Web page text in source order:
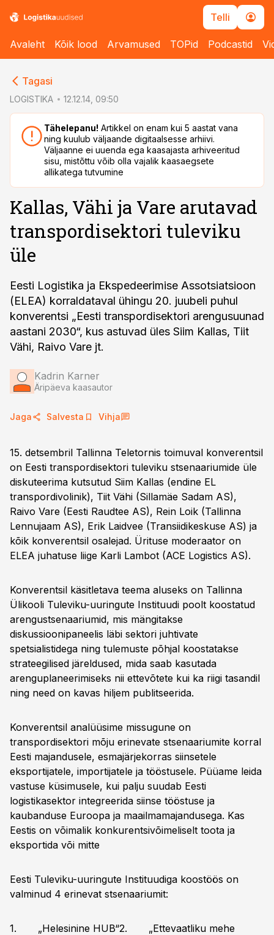
Telli
Avaleht Kõik lood Arvamused TOPid Podcastid
Tagasi
LOGISTIKA 12.12.14, 09:50
Tähelepanu! Artikkel on enam kui 5 aastat vana
ning kuulub väljaande digitaalsesse arhiivi.
Väljaanne ei uuenda ega kaasajasta arhiveeritud
sisu, mistõttu võib olla vajalik kaasaegsete
allikatega tutvumine
Kallas, Vähi ja Vare arutavad
transpordisektori tuleviku
üle
Eesti Logistika ja Ekspedeerimise Assotsiatsioon
(ELEA) korraldataval ühingu 20. juubeli puhul
konverentsi „Eesti transpordisektori arengusuunad
aastani 2030“, kus astuvad üles Siim Kallas, Tiit
Vähi, Raivo Vare jt.
Kadrin Karner
Äripäeva kaasautor
Jaga Salvesta Vihja
15. detsembril Tallinna Teletornis toimuval konverentsil
on Eesti transpordisektori tuleviku stsenaariumide üle
diskuteerima kutsutud Siim Kallas (endine EL
transpordivolinik), Tiit Vähi (Sillamäe Sadam AS),
Raivo Vare (Eesti Raudtee AS), Rein Loik (Tallinna
Lennujaam AS), Erik Laidvee (Transiidikeskuse AS) ja
kõik konverentsil osalejad. Ürituse moderaator on
ELEA juhatuse liige Karli Lambot (ACE Logistics AS).
Konverentsil käsitletava teema aluseks on Tallinna
Ülikooli Tuleviku-uuringute Instituudi poolt koostatud
arengustsenaariumid, mis mängitakse
diskussioonipaneelis läbi sektori juhtivate
spetsialistidega ning tulemuste põhjal koostatakse
strateegilised järeldused, mida saab kasutada
arenguplaneerimiseks nii ettevõtete kui ka riigi tasandil
ning need on kavas hiljem publitseerida.
Konverentsil analüüsime missugune on
transpordisektori mõju erinevate stsenaariumite korral
Eesti majandusele, esmajärjekorras siinsetele
eksportijatele, importijatele ja tööstusele. Püüame leida
vastuse küsimusele, kui palju suudab Eesti
logistikasektor integreerida siinse tööstuse ja
kaubanduse Euroopa ja maailmamajandusega. Kas
Eestis on võimalik konkurentsivõimeliselt toota ja
eksportida või mitte
Eesti Tuleviku-uuringute Instituudiga koostöös on
valminud 4 erinevat stsenaariumit:
1. „Helesinine HUB“2. „Ettevaatliku mehe